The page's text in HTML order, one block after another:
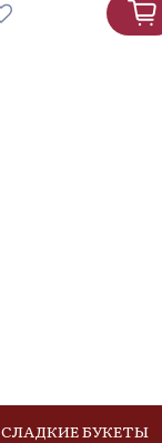
СЛАДКИЕ БУКЕТЫ